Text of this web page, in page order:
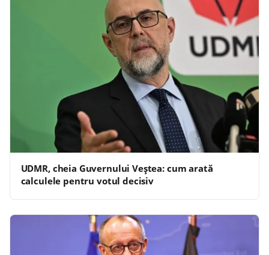
UDMR, cheia Guvernului Veștea: cum arată
calculele pentru votul decisiv